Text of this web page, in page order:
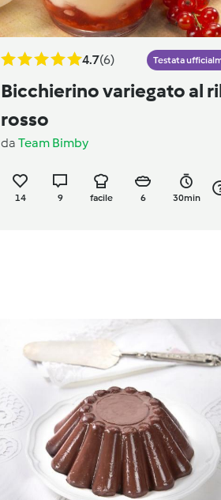
4.7(6) Testata
Bicchierino variegato al
rosso
da Team Bimby
14 9 facile 6 30min